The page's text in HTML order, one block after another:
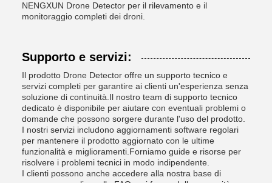
NENGXUN Drone Detector per il rilevamento e il
monitoraggio completi dei droni.
Supporto e servizi:
Il prodotto Drone Detector offre un supporto tecnico e
servizi completi per garantire ai clienti un'esperienza senza
soluzione di continuità.Il nostro team di supporto tecnico
dedicato è disponibile per aiutare con eventuali problemi o
domande che possono sorgere durante l'uso del prodotto.
I nostri servizi includono aggiornamenti software regolari
per mantenere il prodotto aggiornato con le ultime
funzionalità e miglioramenti.Forniamo guide e risorse per
risolvere i problemi tecnici in modo indipendente.
I clienti possono anche accedere alla nostra base di